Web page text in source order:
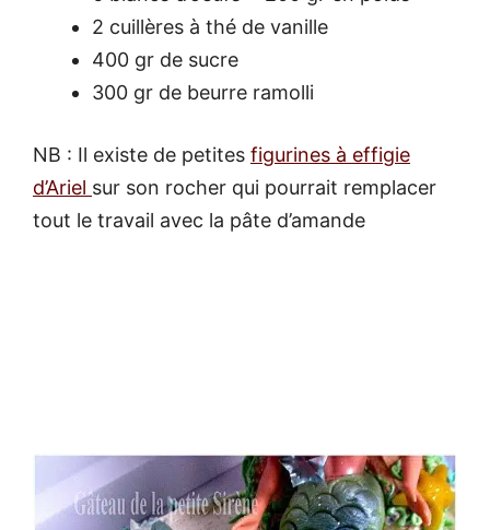
2 cuillères à thé de vanille
400 gr de sucre
300 gr de beurre ramolli
NB : Il existe de petites figurines à effigie
d’Ariel sur son rocher qui pourrait remplacer
tout le travail avec la pâte d’amande